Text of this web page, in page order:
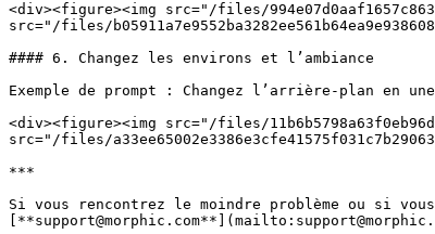
<div><figure><img src="/files/
src="/files/
#### 6. Changez les environs et l’ambiance
Exemple de prompt : Changez l’arrière-plan en
<div><figure><img src="/files/
src="/files/
***
Si vous rencontrez le moindre problème ou si